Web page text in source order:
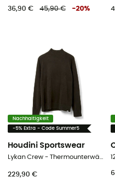
36,90 € 45,90 € -20%
Nachhaltigkeit
-5% Extra - Code Summer5
Houdini Sportswear
Lykan Crew - Thermounterwäsche - Herren
229,90 €